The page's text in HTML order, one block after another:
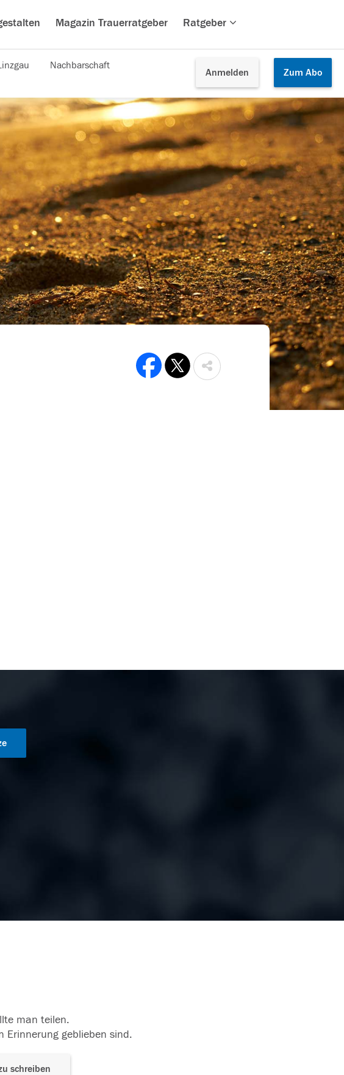
Magazin Trauerratgeber Ratgeber
Anmelden Zum Abo
Nachbarschaft
man teilen.
Erinnerung geblieben sind.
schreiben